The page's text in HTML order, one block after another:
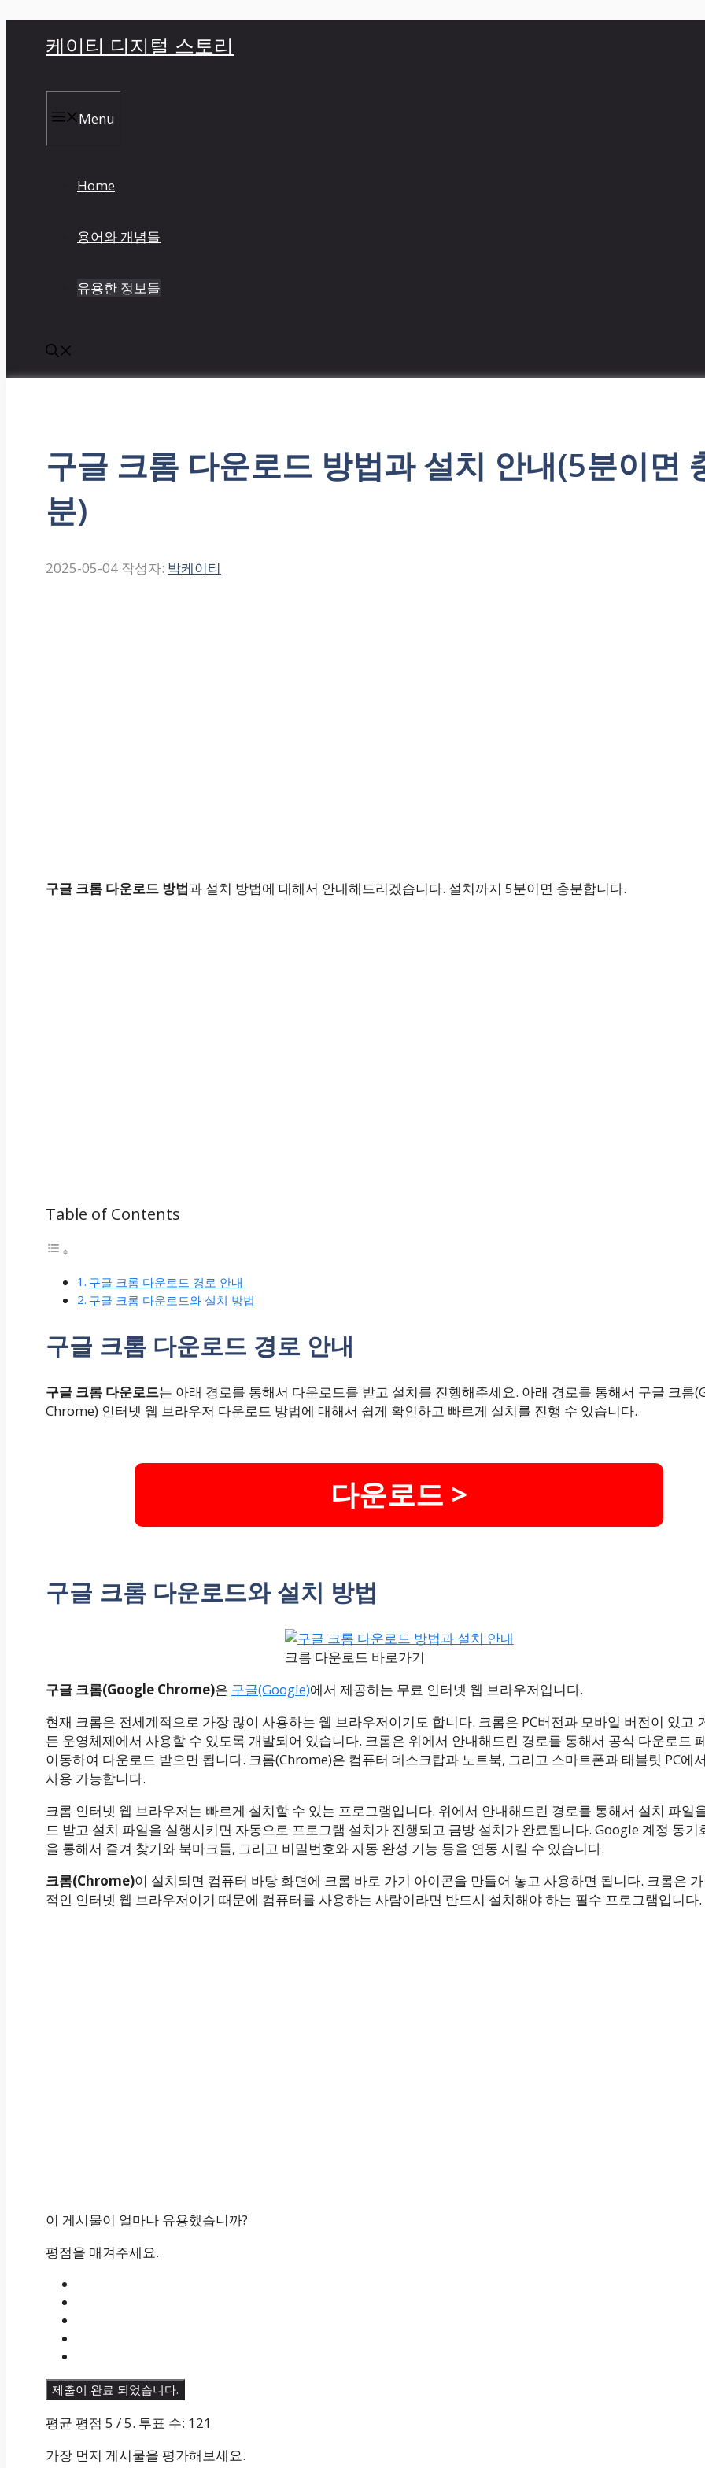
케이티 디지털 스토리
Menu
Home
용어와 개념들
유용한 정보들
구글 크롬 다운로드 방법과 설치 안내(5분이면
분)
2025-05-04 작성자: 박케이티
구글 크롬 다운로드 방법과 설치 방법에 대해서 안내해드리겠습니다. 설치까지 5분이면 충분합니다.
Table of Contents
구글 크롬 다운로드 경로 안내
구글 크롬 다운로드와 설치 방법
구글 크롬 다운로드 경로 안내
구글 크롬 다운로드는 아래 경로를 통해서 다운로드를 받고 설치를 진행해주세요. 아래 경로를 통해서 구글 크롬
Chrome) 인터넷 웹 브라우저 다운로드 방법에 대해서 쉽게 확인하고 빠르게 설치를 진행 수 있습니다.
다운로드 >
구글 크롬 다운로드와 설치 방법
크롬 다운로드 바로가기
구글 크롬(Google Chrome)은 구글(Google)에서 제공하는 무료 인터넷 웹 브라우저입니다.
현재 크롬은 전세계적으로 가장 많이 사용하는 웹 브라우저이기도 합니다. 크롬은 PC버전과 모바일 버전이 있고
든 운영체제에서 사용할 수 있도록 개발되어 있습니다. 크롬은 위에서 안내해드린 경로를 통해서 공식 다운로드
이동하여 다운로드 받으면 됩니다. 크롬(Chrome)은 컴퓨터 데스크탑과 노트북, 그리고 스마트폰과 태블릿 PC에
사용 가능합니다.
크롬 인터넷 웹 브라우저는 빠르게 설치할 수 있는 프로그램입니다. 위에서 안내해드린 경로를 통해서 설치 파일
드 받고 설치 파일을 실행시키면 자동으로 프로그램 설치가 진행되고 금방 설치가 완료됩니다. Google 계정 동기
을 통해서 즐겨 찾기와 북마크들, 그리고 비밀번호와 자동 완성 기능 등을 연동 시킬 수 있습니다.
크롬(Chrome)이 설치되면 컴퓨터 바탕 화면에 크롬 바로 가기 아이콘을 만들어 놓고 사용하면 됩니다. 크롬은
적인 인터넷 웹 브라우저이기 때문에 컴퓨터를 사용하는 사람이라면 반드시 설치해야 하는 필수 프로그램입니다.
이 게시물이 얼마나 유용했습니까?
평점을 매겨주세요.
제출이 완료 되었습니다.
평균 평점 5 / 5. 투표 수: 121
가장 먼저 게시물을 평가해보세요.